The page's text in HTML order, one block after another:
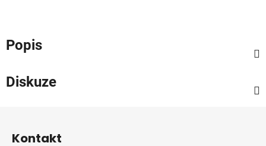
Popis
Diskuze
Kontakt